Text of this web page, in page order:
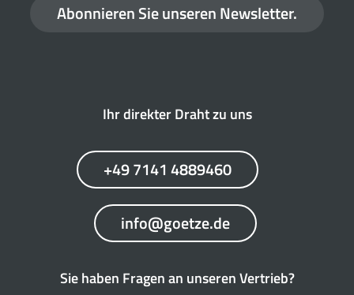
Abonnieren Sie unseren Newsletter.
Ihr direkter Draht zu uns
+49 7141 4889460
info@goetze.de
Sie haben Fragen an unseren Vertrieb?